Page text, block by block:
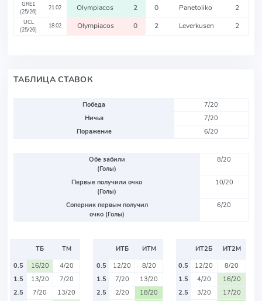
GRE1
(25/26)
21.02 Olympiacos 2 0 Panetoliko 2
UCL
(25/26)
18.02 Olympiacos 0 2 Leverkusen 2
ТАБЛИЦА СТАВОК
Победа
7/20
Ничья
7/20
Поражение
6/20
Обе забили
(Голы)
8/20
Первые получили очко
(Голы)
10/20
Соперник первым получил
очко (Голы)
6/20
ТБ
ТМ
0.5
16/20
4/20
1.5
13/20
7/20
2.5
7/20
13/20
ИТБ
ИТМ
0.5
12/20
8/20
1.5
7/20
13/20
2.5
2/20
18/20
ИТ2Б
ИТ2М
0.5
12/20
8/20
1.5
4/20
16/20
2.5
3/20
17/20